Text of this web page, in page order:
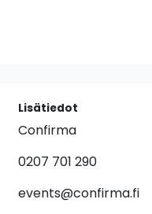
Lisätiedot
Confirma
0207 701 290
events@confirma.fi